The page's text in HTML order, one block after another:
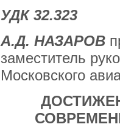
УДК 32.323
А.Д. НАЗАРОВ
заместитель
Московского